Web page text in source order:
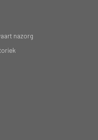
nazorg